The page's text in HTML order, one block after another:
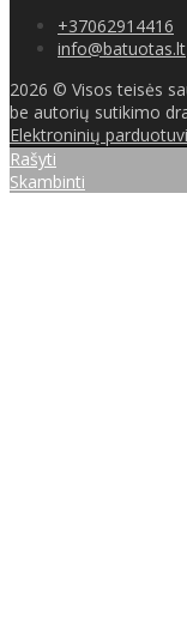
+37062914416
info@batuotas.lt
2026 © Visos teisės
be autorių sutikimo
Elektroninių
Rašyti
Skambinti